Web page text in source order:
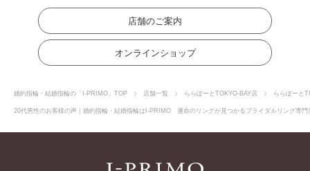
店舗のご案内
オンラインショップ
婚約指輪・結婚指輪の「I-PRIMO」TOP 店舗一覧 ららぽーとTOKYO-BAY店 ららぽーと
20代男性のお客様の声｜婚約指輪・結婚指輪はI-PRIMO 運命のリングが見つかるブライダルリング専